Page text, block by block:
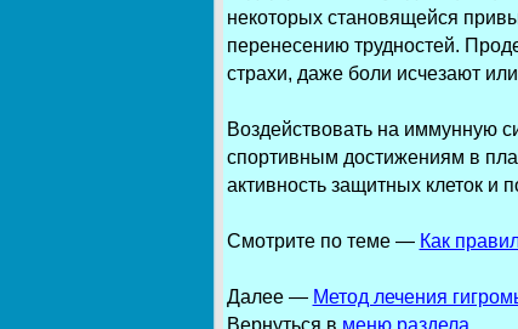
некоторых становящейся
перенесению трудностей.
страхи, даже боли исчезают
Воздействовать на иммунную
спортивным достижениям в
активность защитных клеток и
Смотрите по теме — Как
Далее— Метод лечения
Вернуться в меню раздела